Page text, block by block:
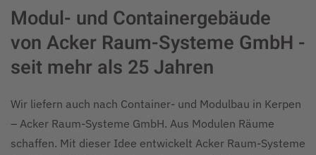
Modul- und Containergebäude
von Acker Raum-Systeme GmbH -
seit mehr als 25 Jahren
Wir liefern auch nach Container- und Modulbau in Kerpen
– Acker Raum-Systeme GmbH. Aus Modulen Räume
schaffen. Mit dieser Idee entwickelt Acker Raum-Systeme